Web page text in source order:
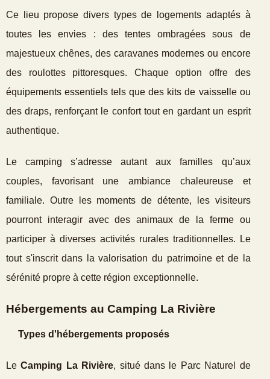
Ce lieu propose divers types de logements adaptés à
toutes les envies : des tentes ombragées sous de
majestueux chênes, des caravanes modernes ou encore
des roulottes pittoresques. Chaque option offre des
équipements essentiels tels que des kits de vaisselle ou
des draps, renforçant le confort tout en gardant un esprit
authentique.
Le camping s’adresse autant aux familles qu’aux
couples, favorisant une ambiance chaleureuse et
familiale. Outre les moments de détente, les visiteurs
pourront interagir avec des animaux de la ferme ou
participer à diverses activités rurales traditionnelles. Le
tout s'inscrit dans la valorisation du patrimoine et de la
sérénité propre à cette région exceptionnelle.
Hébergements au Camping La Rivière
Types d'hébergements proposés
LeCamping La Rivière, situé dans le Parc Naturel de